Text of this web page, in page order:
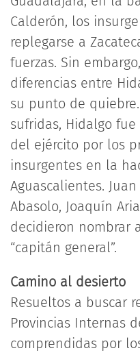
Calderón, los
replegarse a
fuerzas. Sin
diferencias entre
su punto de
sufridas, Hidalgo
del ejército por los
insurgentes en la
Aguascalientes.
Abasolo, Joaquín
decidieron nombrar
“capitán general”.
Camino al desierto
Resueltos a buscar
Provincias Internas
comprendidas por